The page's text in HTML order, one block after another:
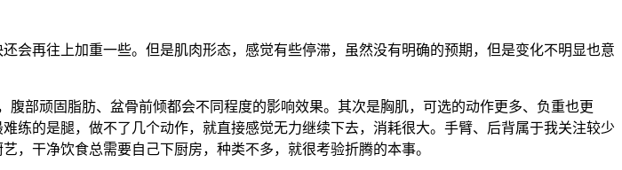
会再往上加重一些。但是肌肉形态，感觉有些停滞，虽然没有明确的预期，但是变化不明显也意
部顽固脂肪、盆骨前倾都会不同程度的影响效果。其次是胸肌，可选的动作更多、负重也更
练的是腿，做不了几个动作，就直接感觉无力继续下去，消耗很大。手臂、后背属于我关注较少
，干净饮食总需要自己下厨房，种类不多，就很考验折腾的本事。